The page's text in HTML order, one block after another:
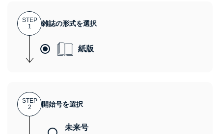
STEP
1
雑誌の形式を選択
紙版
STEP
2
開始号を選択
未来号